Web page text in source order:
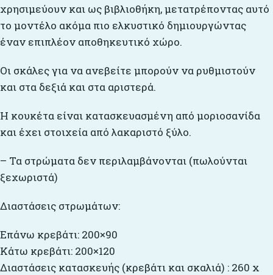
χρησιμεύουν και ως βιβλιοθήκη, μετατρέποντας αυτό
το μοντέλο ακόμα πιο ελκυστικό δημιουργώντας
έναν επιπλέον αποθηκευτικό χώρο.
Οι σκάλες για να ανεβείτε μπορούν να ρυθμιστούν
και στα δεξιά και στα αριστερά.
Η κουκέτα είναι κατασκευασμένη από μοριοσανίδα
και έχει στοιχεία από λακαριστό ξύλο.
– Τα στρώματα δεν περιλαμβάνονται (πωλούνται
ξεχωριστά)
Διαστάσεις στρωμάτων:
Επάνω κρεβάτι: 200×90
Κάτω κρεβάτι: 200×120
Διαστάσεις κατασκευής (κρεβάτι και σκαλιά) : 260 x